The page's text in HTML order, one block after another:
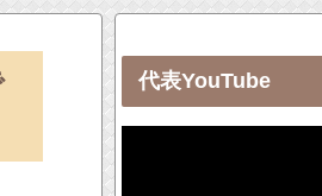
代表YouTube